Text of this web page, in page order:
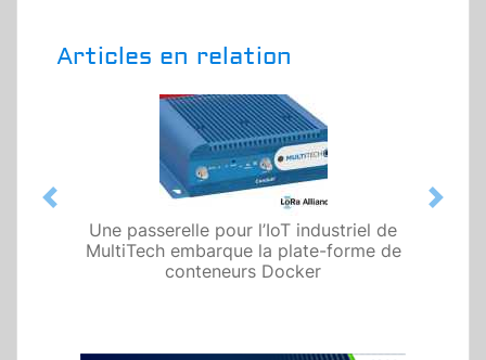
Articles en relation
Une passerelle pour l’IoT industriel de
MultiTech embarque la plate-forme de
conteneurs Docker
Previous Next